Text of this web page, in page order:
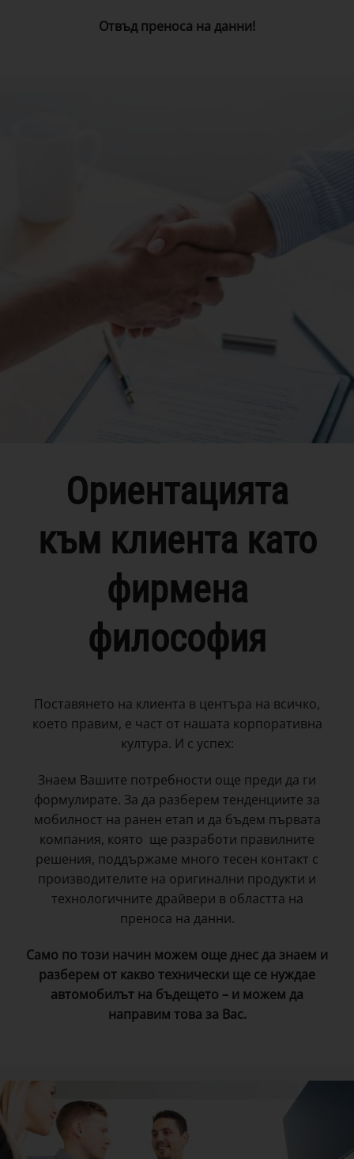
Отвъд преноса на данни!
Ориентацията
към клиента като
фирмена
философия
Поставянето на клиента в центъра на всичко,
което правим, е част от нашата корпоративна
култура. И с успех:
Знаем Вашите потребности още преди да ги
формулирате. За да разберем тенденциите за
мобилност на ранен етап и да бъдем първата
компания, която ще разработи правилните
решения, поддържаме много тесен контакт с
производителите на оригинални продукти и
технологичните драйвери в областта на
преноса на данни.
Само по този начин можем още днес да знаем и
разберем от какво технически ще се нуждае
автомобилът на бъдещето – и можем да
направим това за Вас.